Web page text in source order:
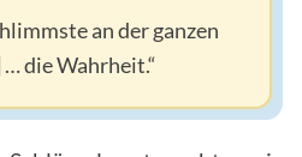
an der ganzen
die Wahrheit.“